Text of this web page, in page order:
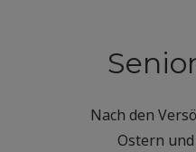
Nach den
Ostern